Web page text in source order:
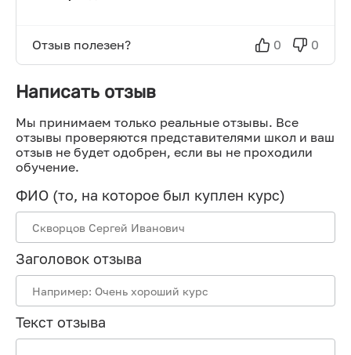
Отзыв полезен? 0 0
Написать отзыв
Мы принимаем только реальные отзывы. Все
отзывы проверяются представителями школ и ваш
отзыв не будет одобрен, если вы не проходили
обучение.
ФИО (то, на которое был куплен курс)
Заголовок отзыва
Текст отзыва